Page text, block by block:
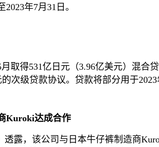
年7月31日。
取得531亿日元（3.96亿美元）混
次级贷款协议。贷款将部分用于
Kuroki达成合作
露，该公司与日本牛仔裤制造商